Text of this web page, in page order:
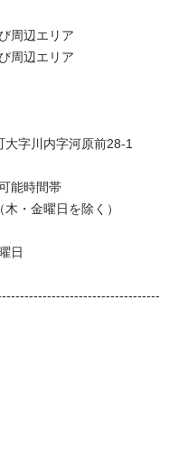
周辺エリア
周辺エリア
能時間帯
・金曜日を除く）
日